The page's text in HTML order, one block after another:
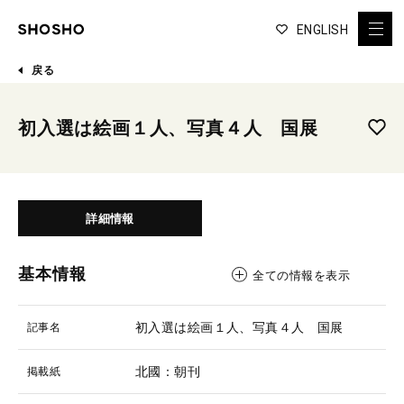
ENGLISH
戻る
初入選は絵画１人、写真４人 国展
詳細情報
基本情報 全ての情報を表示
記事名 初入選は絵画１人、写真４人 国展
掲載紙 北國：朝刊